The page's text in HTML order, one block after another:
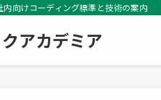
内向けコーディング標準と技術の案内
アカデミア